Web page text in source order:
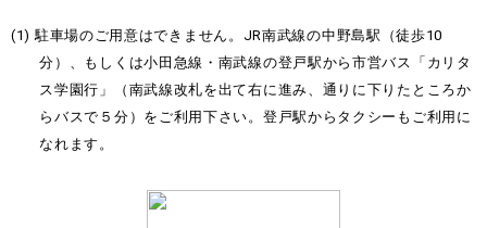
駐車場のご用意はできません。JR南武線の中野島駅（徒歩10
分）、もしくは小田急線・南武線の登戸駅から市営バス「カリタ
ス学園行」（南武線改札を出て右に進み、通りに下りたところか
らバスで５分）をご利用下さい。登戸駅からタクシーもご利用に
なれます。